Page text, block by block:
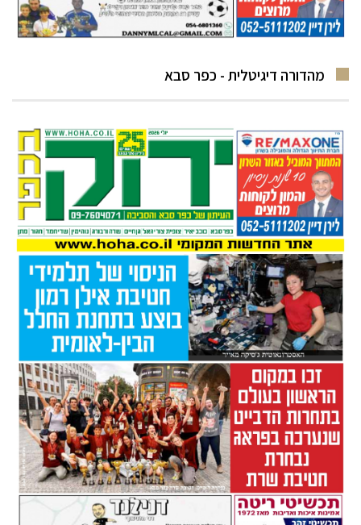
מהדורה דיגיטלית - כפר סבא